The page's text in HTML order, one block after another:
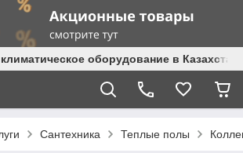
оборудование в
Сантехника Теплые полы